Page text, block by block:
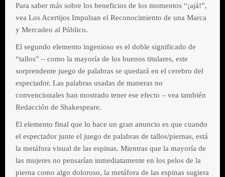
Para saber más sobre los beneficios de los momentos “¡ajá!”,
vea Los Acertijos Impulsan el Reconocimiento de una Marca
y Mercadeo al Público.
El segundo elemento ingenioso es el doble significado de
“tallos” – como la mayoría de los buenos titulares, este
sorprendente juego de palabras se quedará en el cerebro del
espectador. Las palabras usadas de maneras no
convencionales han mostrado tener ese efecto – vea también
Redacción de Shakespeare.
El elemento final que lo hace un gran anuncio es que cuando
el espectador junte el juego de palabras de tallos/piernas, está
la metáfora visual de las espinas. Mientras que la mayoría de
las mujeres no pensarían inmediatamente en los pelos de la
pierna como algo doloroso, la metáfora de las espinas sugiera